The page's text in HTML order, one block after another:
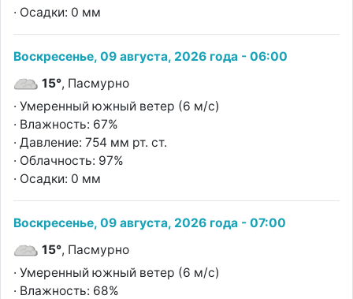
· Осадки: 0 мм
Воскресенье, 09 августа, 2026 года - 06:00
15°, Пасмурно
· Умеренный южный ветер (6 м/с)
· Влажность: 67%
· Давление: 754 мм рт. ст.
· Облачность: 97%
· Осадки: 0 мм
Воскресенье, 09 августа, 2026 года - 07:00
15°, Пасмурно
· Умеренный южный ветер (6 м/с)
· Влажность: 68%